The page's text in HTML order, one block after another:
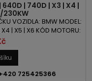
640D | 740D | X3 | X4 |
230KW
VOZIDLA: BMW MODEL:
| X5 | X6 KÓD MOTORU:
313PS | 230kWROK
BiTurbo
725425366